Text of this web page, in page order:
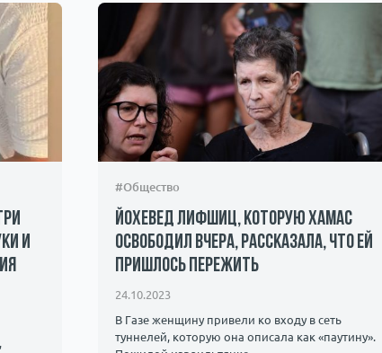
и
#Общество
Йохевед Лифшиц, которую ХАМАС
освободил вчера, рассказала, что ей
пришлось пережить
24.10.2023
В Газе женщину привели ко входу в сеть
туннелей, которую она описала как «паутину».